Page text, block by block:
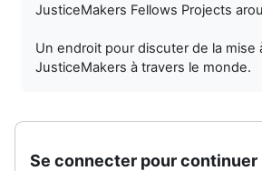
JusticeMakers Fellows Projects
Un endroit pour discuter de la mise
JusticeMakers à travers le monde.
Se connecter pour continuer